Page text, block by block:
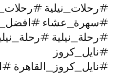
#رحلات_نيلية
#سهرة_عشاء
#رحلة_نيلية
#نايل_كروز
#نايل_كروز_القاهرة